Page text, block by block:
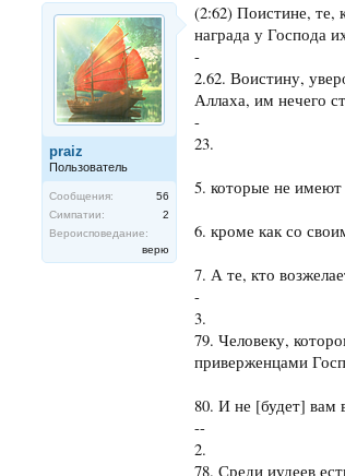
praiz
Пользователь
Сообщения:
56
Симпатии:
2
Вероисповедание:
верю
(2:62) Поистине, те,
награда у Господа
-
2.62. Воистину,
Аллаха, им нечего
-
23.
5. которые не
6. кроме как со
7. А те, кто
-
3.
79. Человеку,
приверженцами
80. И не [будет] вам
--
2.
78. Среди иудеев